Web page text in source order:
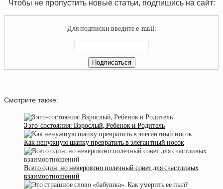
Чтобы не пропустить новые статьи, подпишись на сайт:
Для подписки введите e-mail:
Смотрите также:
3 эго-состояния: Взрослый, Ребенок и Родитель
Как ненужную шапку превратить в элегантный носок
Всего один, но невероятно полезный совет для счастливых
взаимоотношений